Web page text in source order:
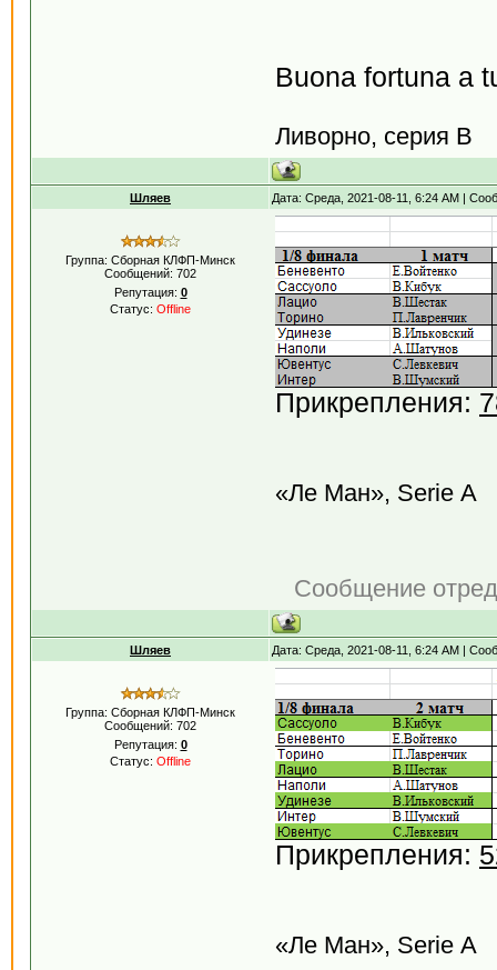
Buona fortuna a
Ливорно, серия В
Шляев Дата: Среда, 2021-08-11, 6:24 AM |
Группа: Сборная КЛФП-Минск
Сообщений: 702
Репутация: 0
Статус: Offline
Прикрепления:
«Ле Ман», Serie А
Сообщение
Шляев Дата: Среда, 2021-08-11, 6:24 AM |
Группа: Сборная КЛФП-Минск
Сообщений: 702
Репутация: 0
Статус: Offline
Прикрепления:
«Ле Ман», Serie А